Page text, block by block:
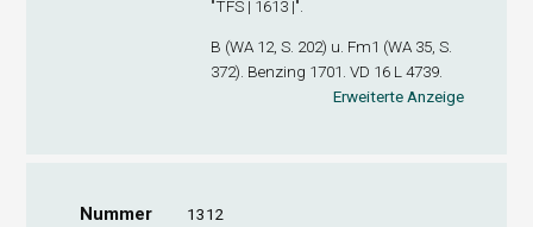
"TFS | 1613 |".
B (WA 12, S. 202) u. Fm1 (WA 35, S.
372). Benzing 1701. VD 16 L 4739.
Erweiterte Anzeige
Nummer 1312